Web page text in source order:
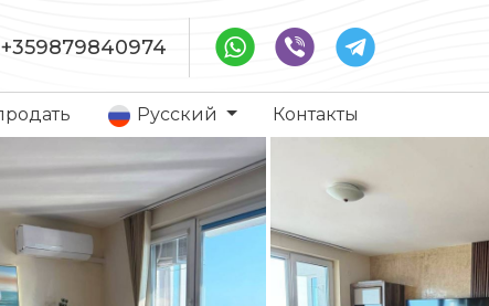
+359879840974
Русский Контакты